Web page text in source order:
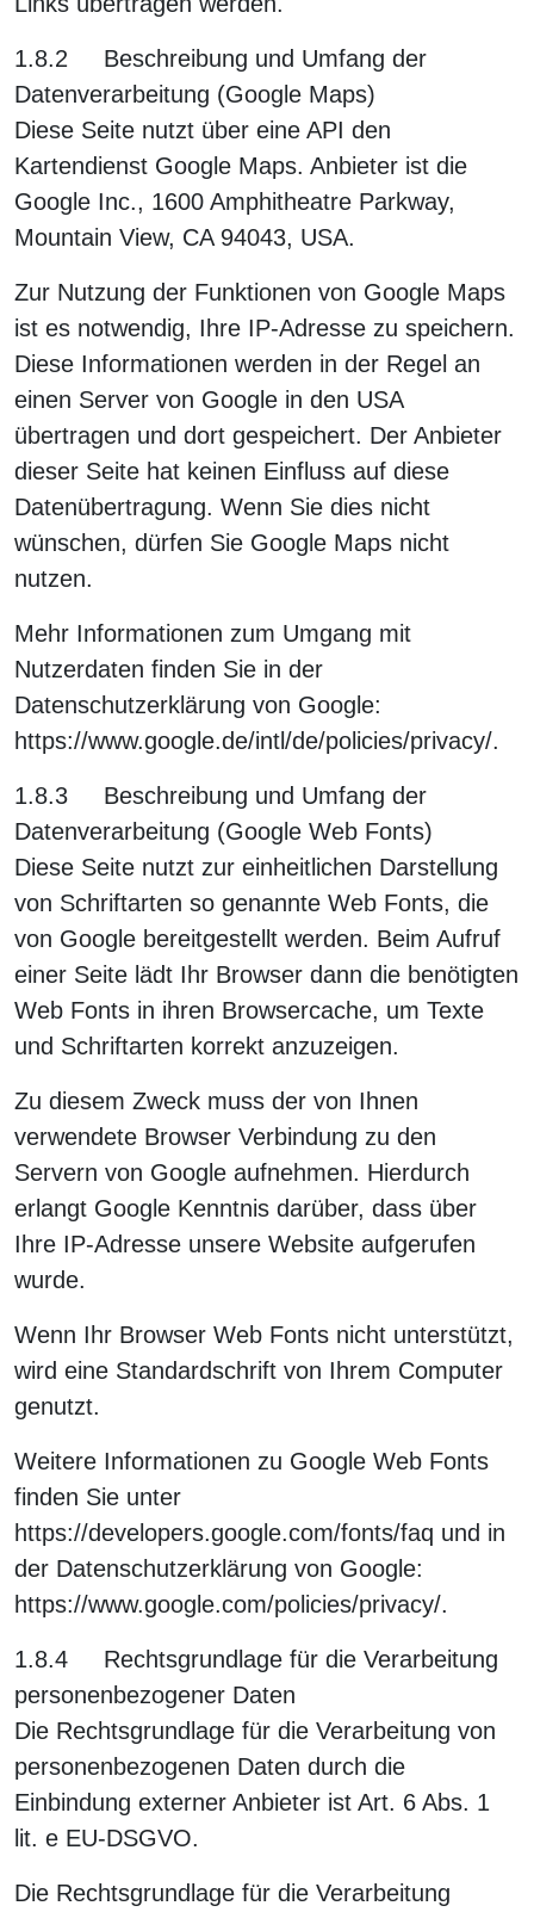
1.8.2 Beschreibung und Umfang der
Datenverarbeitung (Google Maps)
Diese Seite nutzt über eine API den
Kartendienst Google Maps. Anbieter ist die
Google Inc., 1600 Amphitheatre Parkway,
Mountain View, CA 94043, USA.
Zur Nutzung der Funktionen von Google Maps
ist es notwendig, Ihre IP-Adresse zu speichern.
Diese Informationen werden in der Regel an
einen Server von Google in den USA
übertragen und dort gespeichert. Der Anbieter
dieser Seite hat keinen Einfluss auf diese
Datenübertragung. Wenn Sie dies nicht
wünschen, dürfen Sie Google Maps nicht
nutzen.
Mehr Informationen zum Umgang mit
Nutzerdaten finden Sie in der
Datenschutzerklärung von Google:
https://www.google.de/intl/de/policies/privacy/.
1.8.3 Beschreibung und Umfang der
Datenverarbeitung (Google Web Fonts)
Diese Seite nutzt zur einheitlichen Darstellung
von Schriftarten so genannte Web Fonts, die
von Google bereitgestellt werden. Beim Aufruf
einer Seite lädt Ihr Browser dann die benötigten
Web Fonts in ihren Browsercache, um Texte
und Schriftarten korrekt anzuzeigen.
Zu diesem Zweck muss der von Ihnen
verwendete Browser Verbindung zu den
Servern von Google aufnehmen. Hierdurch
erlangt Google Kenntnis darüber, dass über
Ihre IP-Adresse unsere Website aufgerufen
wurde.
Wenn Ihr Browser Web Fonts nicht unterstützt,
wird eine Standardschrift von Ihrem Computer
genutzt.
Weitere Informationen zu Google Web Fonts
finden Sie unter
https://developers.google.com/fonts/faq und in
der Datenschutzerklärung von Google:
https://www.google.com/policies/privacy/.
1.8.4 Rechtsgrundlage für die Verarbeitung
personenbezogener Daten
Die Rechtsgrundlage für die Verarbeitung von
personenbezogenen Daten durch die
Einbindung externer Anbieter ist Art. 6 Abs. 1
lit. e EU-DSGVO.
Die Rechtsgrundlage für die Verarbeitung